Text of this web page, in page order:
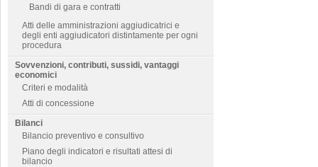
Bandi di gara e contratti
Atti delle amministrazioni aggiudicatrici e
degli enti aggiudicatori distintamente per ogni
procedura
Sovvenzioni, contributi, sussidi, vantaggi
economici
Criteri e modalità
Atti di concessione
Bilanci
Bilancio preventivo e consultivo
Piano degli indicatori e risultati attesi di
bilancio